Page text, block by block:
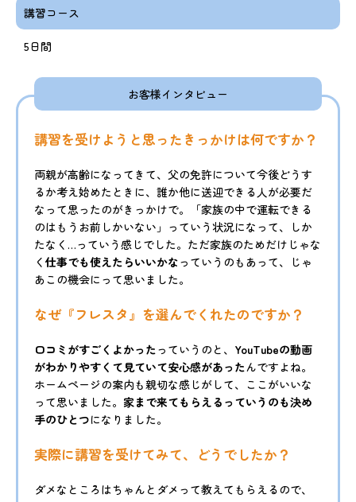
講習コース
5日間
お客様インタビュー
講習を受けようと思ったきっかけは何ですか？
両親が高齢になってきて、父の免許について今後どうす
るか考え始めたときに、誰か他に送迎できる人が必要だ
なって思ったのがきっかけで。「家族の中で運転できる
のはもうお前しかいない」っていう状況になって、しか
たなく…っていう感じでした。ただ家族のためだけじゃな
く 仕事でも使えたらいいかなっていうのもあって、じゃ
あこの機会にって思いました。
なぜ『フレスタ』を選んでくれたのですか？
口コミがすごくよかった っていうのと、 YouTubeの動画
がわかりやすくて見ていて安心感があった んですよね。
ホームページの案内も親切な感じがして、ここがいいな
って思いました。 家まで来てもらえるっていうのも決め
手のひとつになりました。
実際に講習を受けてみて、どうでしたか？
ダメなところはちゃんとダメって教えてもらえるので、